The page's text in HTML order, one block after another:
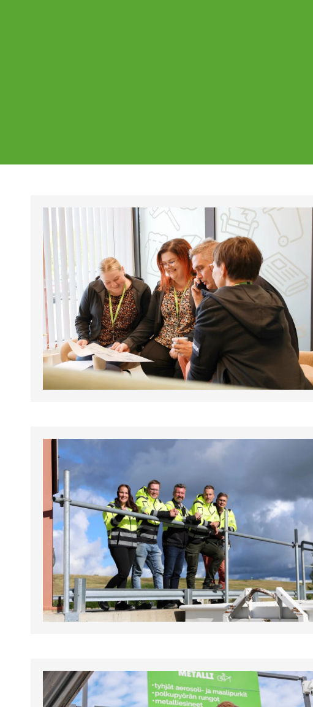
Ajankohtaista
Tältä sivulta löydät Vestian ajankohtaiset
mahdolliset poikkeukset aukioloajoissa ja
tapahtumat.
PagePagePagePage